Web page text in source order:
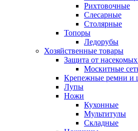
Рихтовочные
Слесарные
Столярные
Топоры
Ледорубы
Хозяйственные товары
Защита от
Москитные
Крепежные ремни и
Лупы
Ножи
Кухонные
Мультитулы
Складные